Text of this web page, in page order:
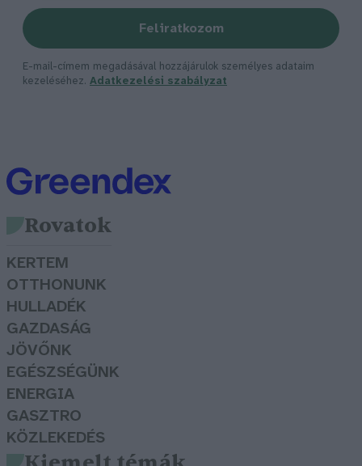
Feliratkozom
E-mail-címem megadásával hozzájárulok személyes adataim
kezeléséhez. Adatkezelési szabályzat
Rovatok
KERTEM
OTTHONUNK
HULLADÉK
GAZDASÁG
JÖVŐNK
EGÉSZSÉGÜNK
ENERGIA
GASZTRO
KÖZLEKEDÉS